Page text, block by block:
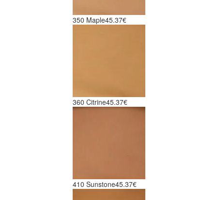
350 Maple45.37€
360 Citrine45.37€
410 Sunstone45.37€